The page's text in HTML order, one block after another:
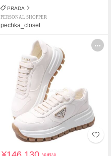
PRADA
PERSONAL SHOPPER
pechka_closet